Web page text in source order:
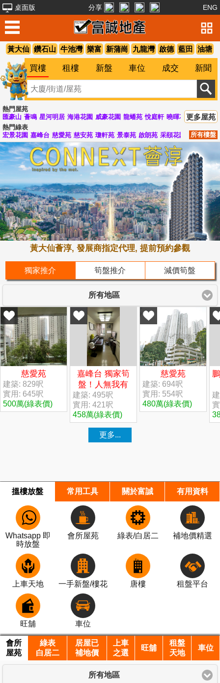
桌面版 分享 ENG
油塘
藍田
啟德
九龍灣
新蒲崗
樂富
牛池灣
鑽石山
黃大仙
買樓 租樓 新盤 車位 成交 新聞
更多屋苑
熱門屋苑
所有樓盤
匯豪山 薈鳴 星河明居 海港花園 威豪花園 龍蟠苑 悅庭軒 曉暉花園 峻弦 清
熱門綠表
宏景花園 嘉峰台 慈愛苑 慈安苑 瓊軒苑 景泰苑 啟朗苑 采頤花園 啟德花園
黃大仙薈淳, 發展商指定代理, 提前預約參觀
獨家推介 筍盤推介 減價筍盤
搵樓放盤 常用工具 關於富誠 有用資料
Whatsapp 即
時放盤
會所屋苑 綠表/白居二 補地價精選
上車天地 一手新盤/樓花 唐樓 租盤平台
旺舖 車位
會所
屋苑
綠表
白居二
居屋已
補地價
上車
之選
旺舖
租盤
天地
車位